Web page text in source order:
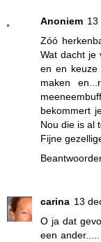
Anoniem 13
Zóó
Wat dacht je
en en keuze
maken
bekommert
Nou die is al
Fijne
carina 13
O ja dat
een